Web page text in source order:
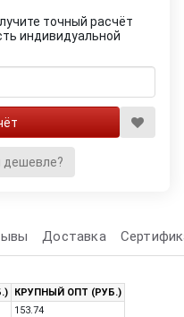
точный расчёт
индивидуальной
дешевле?
Доставка
КРУПНЫЙ ОПТ (РУБ.)
153.74